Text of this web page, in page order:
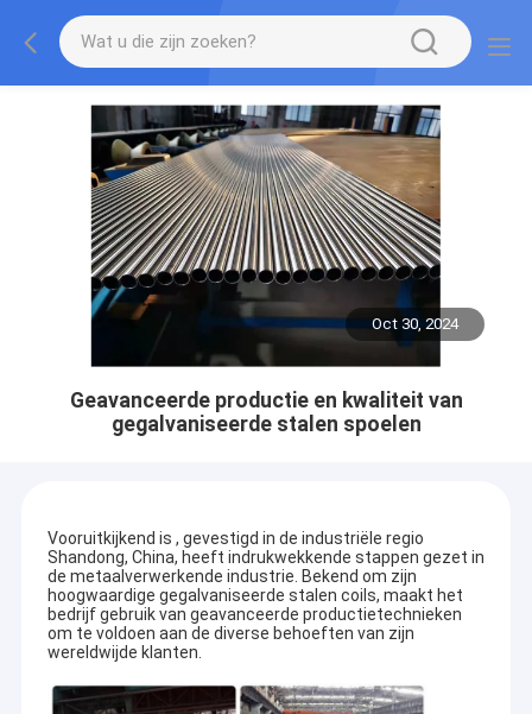
Oct 30, 2024
Geavanceerde productie en kwaliteit van
gegalvaniseerde stalen spoelen
Vooruitkijkend is , gevestigd in de industriële regio
Shandong, China, heeft indrukwekkende stappen gezet in
de metaalverwerkende industrie. Bekend om zijn
hoogwaardige gegalvaniseerde stalen coils, maakt het
bedrijf gebruik van geavanceerde productietechnieken
om te voldoen aan de diverse behoeften van zijn
wereldwijde klanten.